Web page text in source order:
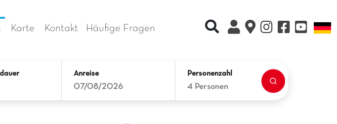
Karte Kontakt Häufige Fragen Recherche rapide
Anreise
07/08/2026
Personenzahl
4 Personen